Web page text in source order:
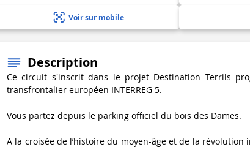
Voir sur mobile
Description
Ce circuit s'inscrit dans le projet Destination Terrils
transfrontalier européen INTERREG 5.
Vous partez depuis le parking officiel du bois des Dames.
A la croisée de l’histoire du moyen-âge et de la révolution